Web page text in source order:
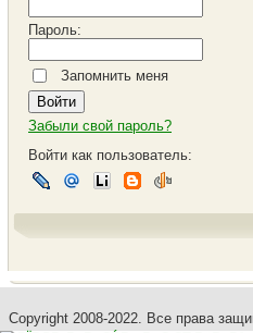
Пароль:
Запомнить меня
Забыли свой пароль?
Войти как пользователь:
Copyright 2008-2022. Все права